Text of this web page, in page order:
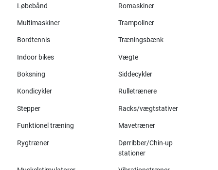
Løbebånd Romaskiner
Multimaskiner Trampoliner
Bordtennis Træningsbænk
Indoor bikes Vægte
Boksning Siddecykler
Kondicykler Rulletrænere
Stepper Racks/vægtstativer
Funktionel træning Mavetræner
Rygtræner
Dørribber/Chin-up
stationer